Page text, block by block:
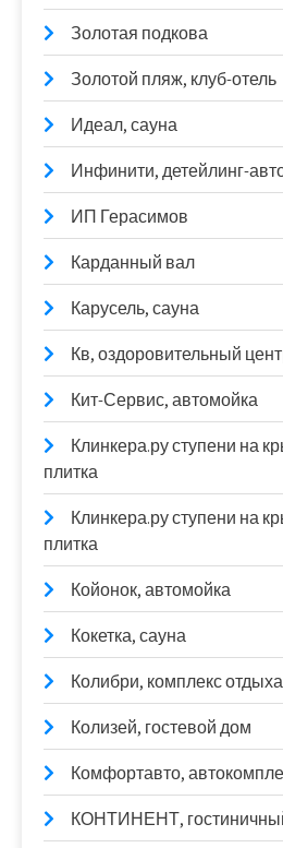
Золотая подкова
Золотой пляж, клуб-отель
Идеал, сауна
Инфинити, детейлинг-
ИП Герасимов
Карданный вал
Карусель, сауна
Кв, оздоровительный
Кит-Сервис, автомойка
Клинкера.ру ступени на
плитка
Клинкера.ру ступени на
плитка
Койонок, автомойка
Кокетка, сауна
Колибри, комплекс отдыха
Колизей, гостевой дом
Комфортавто,
КОНТИНЕНТ,